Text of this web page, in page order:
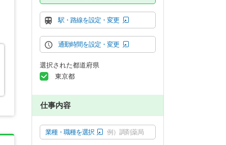
駅・路線を設定・変更
通勤時間を設定・変更
選択された都道府県
東京都
仕事内容
業種・職種を選択 例）調剤薬局